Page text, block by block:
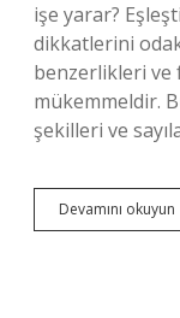
işe yarar?
dikkatlerini
benzerlikleri ve
mükemmeldir.
şekilleri ve
Devamını okuyun